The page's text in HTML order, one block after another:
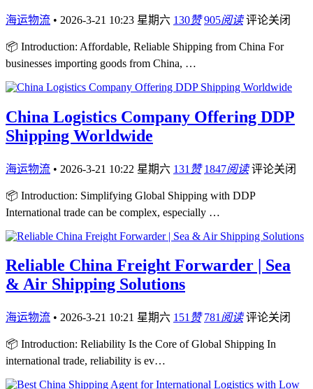
海运物流 • 2026-3-21 10:23 星期六 130赞 905阅读 评论关闭
📦 Introduction: Affordable, Reliable Shipping from China For
businesses importing goods from China, …
China Logistics Company Offering DDP
Shipping Worldwide
海运物流 • 2026-3-21 10:22 星期六 131 赞 1847阅读 评论关闭
📦 Introduction: Simplifying Global Shipping with DDP
International trade can be complex, especially …
Reliable China Freight Forwarder | Sea
& Air Shipping Solutions
海运物流 • 2026-3-21 10:21 星期六 151 赞 781 阅读 评论关闭
📦 Introduction: Reliability Is the Core of Global Shipping In
international trade, reliability is ev…